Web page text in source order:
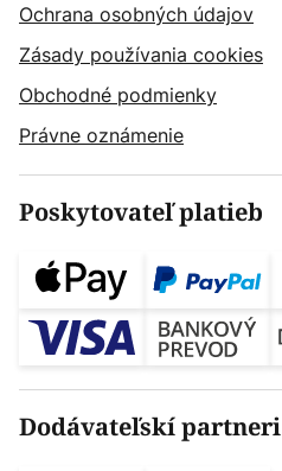
Ochrana osobných údajov
Zásady používania cookies
Obchodné podmienky
Právne oznámenie
Poskytovateľ platieb
Dodávateľskí partneri